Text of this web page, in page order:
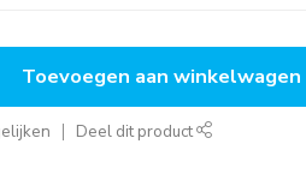
Toevoegen aan winkelwagen
Deel dit product